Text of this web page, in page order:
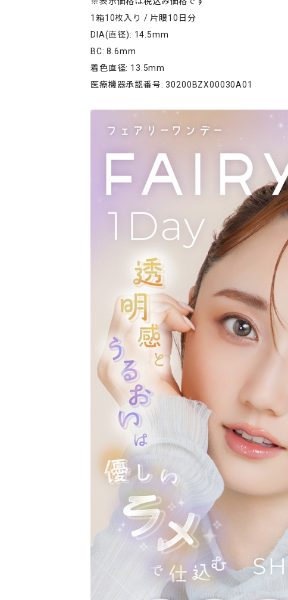
1箱10枚入り / 片眼10日分
DIA(直径): 14.5mm
BC: 8.6mm
着色直径: 13.5mm
医療機器承認番号: 30200BZX00030A01